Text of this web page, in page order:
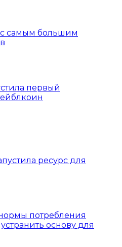
самым большим
первый
ресурс для
потребления
основу для